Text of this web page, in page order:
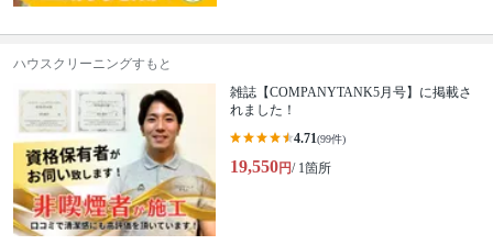
ハウスクリーニングすもと
雑誌【COMPANYTANK5月号】に掲載さ
れました！
4.71(99件)
19,550円/ 1箇所